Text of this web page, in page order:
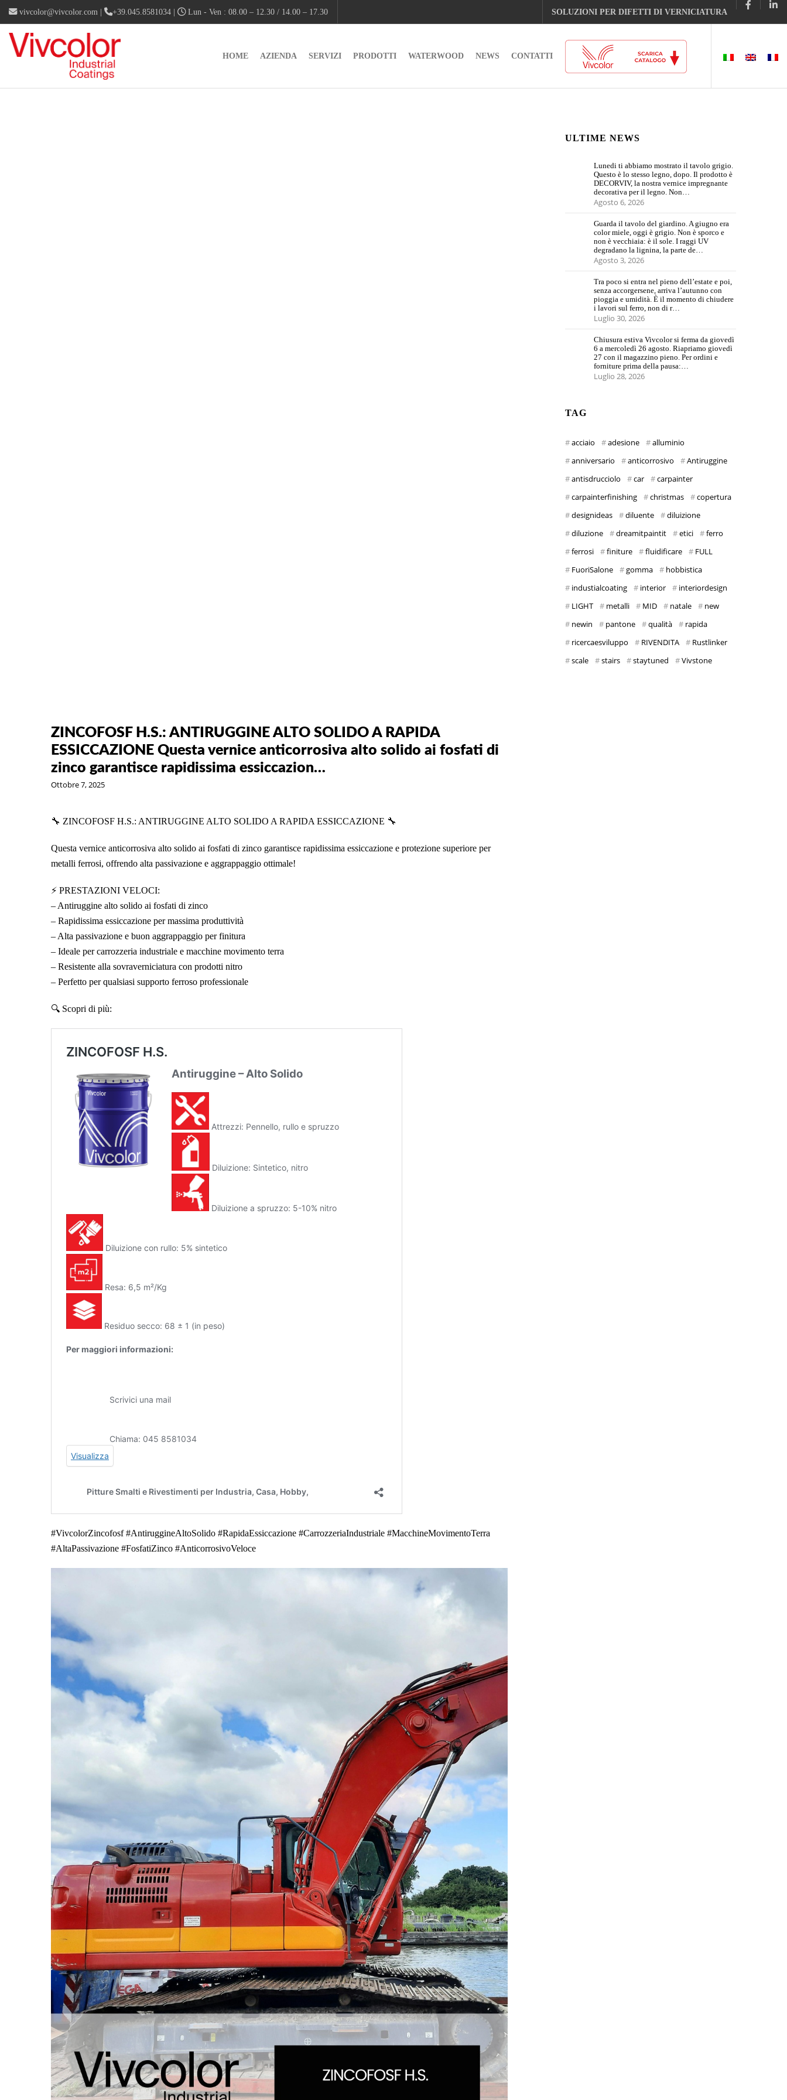
vivcolor@vivcolor.com | +39.045.8581034 | Lun - Ven : 08.00 – 12.30 / 14.00 – 17.30 SOLUZIONI PER DIFETTI DI VERNICIATURA
HOME AZIENDA SERVIZI PRODOTTI WATERWOOD NEWS CONTATTI
ZINCOFOSF H.S.: ANTIRUGGINE ALTO SOLIDO A RAPIDA
ESSICCAZIONE Questa vernice anticorrosiva alto solido ai fosfati di
zinco garantisce rapidissima essiccazion…
Ottobre 7, 2025
🔧 ZINCOFOSF H.S.: ANTIRUGGINE ALTO SOLIDO A RAPIDA ESSICCAZIONE 🔧
Questa vernice anticorrosiva alto solido ai fosfati di zinco garantisce rapidissima essiccazione e protezione superiore per
metalli ferrosi, offrendo alta passivazione e aggrappaggio ottimale!
⚡ PRESTAZIONI VELOCI:
– Antiruggine alto solido ai fosfati di zinco
– Rapidissima essiccazione per massima produttività
– Alta passivazione e buon aggrappaggio per finitura
– Ideale per carrozzeria industriale e macchine movimento terra
– Resistente alla sovraverniciatura con prodotti nitro
– Perfetto per qualsiasi supporto ferroso professionale
🔍 Scopri di più:
#VivcolorZincofosf #AntiruggineAltoSolido #RapidaEssiccazione #CarrozzeriaIndustriale #MacchineMovimentoTerra
#AltaPassivazione #FosfatiZinco #AnticorrosivoVeloce
ULTIME NEWS
Lunedi ti abbiamo mostrato il tavolo grigio.
Questo è lo stesso legno, dopo. Il prodotto è
DECORVIV, la nostra vernice impregnante
decorativa per il legno. Non…
Agosto 6, 2026
Guarda il tavolo del giardino. A giugno era
color miele, oggi è grigio. Non è sporco e
non è vecchiaia: è il sole. I raggi UV
degradano la lignina, la parte de…
Agosto 3, 2026
Tra poco si entra nel pieno dell’estate e poi,
senza accorgersene, arriva l’autunno con
pioggia e umidità. È il momento di chiudere
i lavori sul ferro, non di r…
Luglio 30, 2026
Chiusura estiva Vivcolor si ferma da giovedì
6 a mercoledì 26 agosto. Riapriamo giovedì
27 con il magazzino pieno. Per ordini e
forniture prima della pausa:…
Luglio 28, 2026
TAG
acciaio adesione
alluminio
anniversario
anticorrosivo
Antiruggine
antisdrucciolo
car
carpainter
carpainterfinishing
christmas
copertura
designideas
diluente
diluizione
diluzione
dreamitpaintit etici
ferro
ferrosi
finiture fluidificare
FULL
FuoriSalone
gomma
hobbistica
industialcoating
interior
interiordesign
LIGHT
metalli MID natale
new
newin
pantone qualità
rapida
ricercaesviluppo
RIVENDITA
Rustlinker
scale
stairs staytuned Vivstone